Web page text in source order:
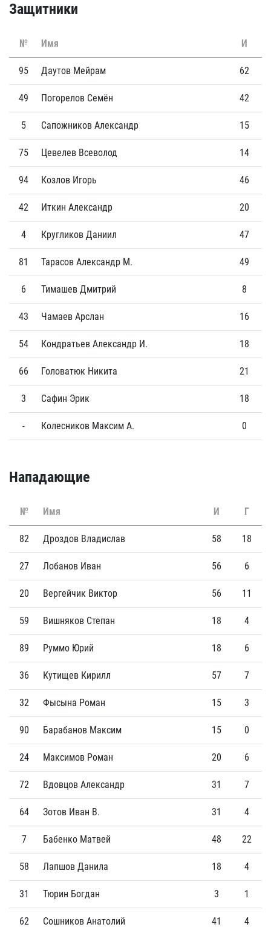
Защитники
№ Имя И
95 Даутов Мейрам 62
49 Погорелов Семён 42
5 Сапожников Александр 15
75 Цевелев Всеволод 14
94 Козлов Игорь 46
42 Иткин Александр 20
4 Кругликов Даниил 47
81 Тарасов Александр М. 49
6 Тимашев Дмитрий 8
43 Чамаев Арслан 16
54 Кондратьев Александр И. 18
66 Головатюк Никита 21
3 Сафин Эрик 18
- Колесников Максим А. 0
Нападающие
№ Имя И Г
82 Дроздов Владислав 58 18
27 Лобанов Иван 56 6
20 Вергейчик Виктор 56 11
59 Вишняков Степан 18 4
89 Руммо Юрий 18 6
36 Кутищев Кирилл 57 7
32 Фысына Роман 15 3
90 Барабанов Максим 15 0
24 Максимов Роман 20 6
72 Вдовцов Александр 31 7
64 Зотов Иван В. 31 4
7 Бабенко Матвей 48 22
58 Лапшов Данила 18 4
31 Тюрин Богдан 3 1
62 Сошников Анатолий 41 4